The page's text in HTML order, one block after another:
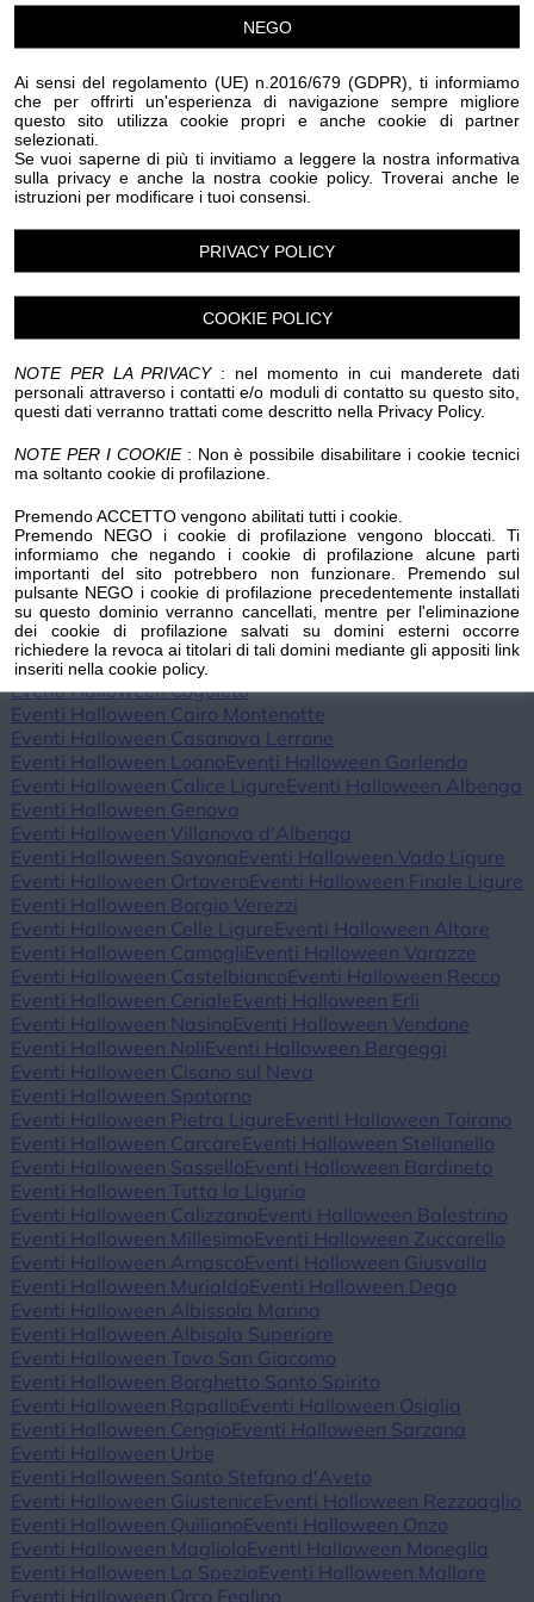
NEGO
Ai sensi del regolamento (UE) n.2016/679 (GDPR), ti informiamo
che per offrirti un'esperienza di navigazione sempre migliore
questo sito utilizza cookie propri e anche cookie di partner
selezionati.
Se vuoi saperne di più ti invitiamo a leggere la nostra informativa
sulla privacy e anche la nostra cookie policy. Troverai anche le
istruzioni per modificare i tuoi consensi.
PRIVACY POLICY
COOKIE POLICY
NOTE PER LA PRIVACY: nel momento in cui manderete dati
personali attraverso i contatti e/o moduli di contatto su questo sito,
questi dati verranno trattati come descritto nella Privacy Policy.
NOTE PER I COOKIE: Non è possibile disabilitare i cookie tecnici
ma soltanto cookie di profilazione.
Premendo ACCETTO vengono abilitati tutti i cookie.
Premendo NEGO i cookie di profilazione vengono bloccati. Ti
informiamo che negando i cookie di profilazione alcune parti
importanti del sito potrebbero non funzionare. Premendo sul
pulsante NEGO i cookie di profilazione precedentemente installati
su questo dominio verranno cancellati, mentre per l'eliminazione
dei cookie di profilazione salvati su domini esterni occorre
richiedere la revoca ai titolari di tali domini mediante gli appositi link
inseriti nella cookie policy.
Eventi Halloween DolceacquaEventi Halloween Dolcedo
Eventi Halloween ImperiaEventi Halloween Isolabona
Eventi Halloween Lucinasco
Eventi Halloween Mendatica
Eventi Halloween Molini di Triora
Eventi Halloween Montegrosso Pian Latte
Eventi Halloween Olivetta San Michele
Eventi Halloween OspedalettiEventi Halloween Perinaldo
Eventi Halloween Pietrabruna
Eventi Halloween Pieve Di Teco
Eventi Halloween Pompeiana
Eventi Halloween Pontedassio
Eventi Halloween RanzoEventi Halloween Rezzo
Eventi Halloween Riva Ligure
Eventi Halloween San Bartolomeo al Mare
Eventi Halloween San Biagio della Cima
Eventi Halloween San Lorenzo al Mare
Eventi Halloween Sanremo
Eventi Halloween Santo Stefano al Mare
Eventi Halloween TaggiaEventi Halloween Terzorio
Eventi Halloween TrioraEventi Halloween Vallebona
Eventi Halloween Vallecrosia al Mare
Eventi Halloween Vasia Eventi Halloween Ventimiglia
Eventi Halloween VessalicoEventi Halloween Villa Faraldi
Eventi Halloween Andora Eventi Halloween Alassio
Eventi Halloween Laigueglia
Eventi Halloween Arenzano
Eventi Halloween Cogoleto
Eventi Halloween Cairo Montenotte
Eventi Halloween Casanova Lerrone
Eventi Halloween LoanoEventi Halloween Garlenda
Eventi Halloween Calice LigureEventi Halloween Albenga
Eventi Halloween Genova
Eventi Halloween Villanova d'Albenga
Eventi Halloween Savona Eventi Halloween Vado Ligure
Eventi Halloween OrtoveroEventi Halloween Finale Ligure
Eventi Halloween Borgio Verezzi
Eventi Halloween Celle LigureEventi Halloween Altare
Eventi Halloween CamogliEventi Halloween Varazze
Eventi Halloween CastelbiancoEventi Halloween Recco
Eventi Halloween CerialeEventi Halloween Erli
Eventi Halloween NasinoEventi Halloween Vendone
Eventi Halloween NoliEventi Halloween Bergeggi
Eventi Halloween Cisano sul Neva
Eventi Halloween Spotorno
Eventi Halloween Pietra LigureEventi Halloween Toirano
Eventi Halloween CarcareEventi Halloween Stellanello
Eventi Halloween SasselloEventi Halloween Bardineto
Eventi Halloween Tutta la Liguria
Eventi Halloween CalizzanoEventi Halloween Balestrino
Eventi Halloween MillesimoEventi Halloween Zuccarello
Eventi Halloween ArnascoEventi Halloween Giusvalla
Eventi Halloween MurialdoEventi Halloween Dego
Eventi Halloween Albissola Marina
Eventi Halloween Albisola Superiore
Eventi Halloween Tovo San Giacomo
Eventi Halloween Borghetto Santo Spirito
Eventi Halloween RapalloEventi Halloween Osiglia
Eventi Halloween CengioEventi Halloween Sarzana
Eventi Halloween Urbe
Eventi Halloween Santo Stefano d'Aveto
Eventi Halloween GiusteniceEventi Halloween Rezzoaglio
Eventi Halloween QuilianoEventi Halloween Onzo
Eventi Halloween MaglioloEventi Halloween Moneglia
Eventi Halloween La Spezia Eventi Halloween Mallare
Eventi Halloween Orco Feglino